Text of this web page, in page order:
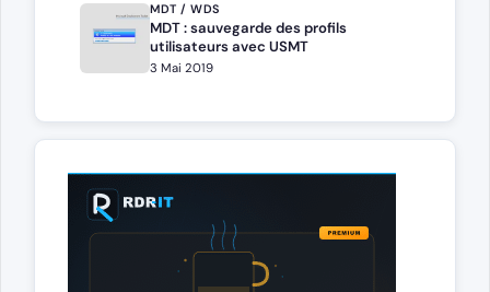
MDT / WDS
MDT : sauvegarde des profils
utilisateurs avec USMT
3 Mai 2019